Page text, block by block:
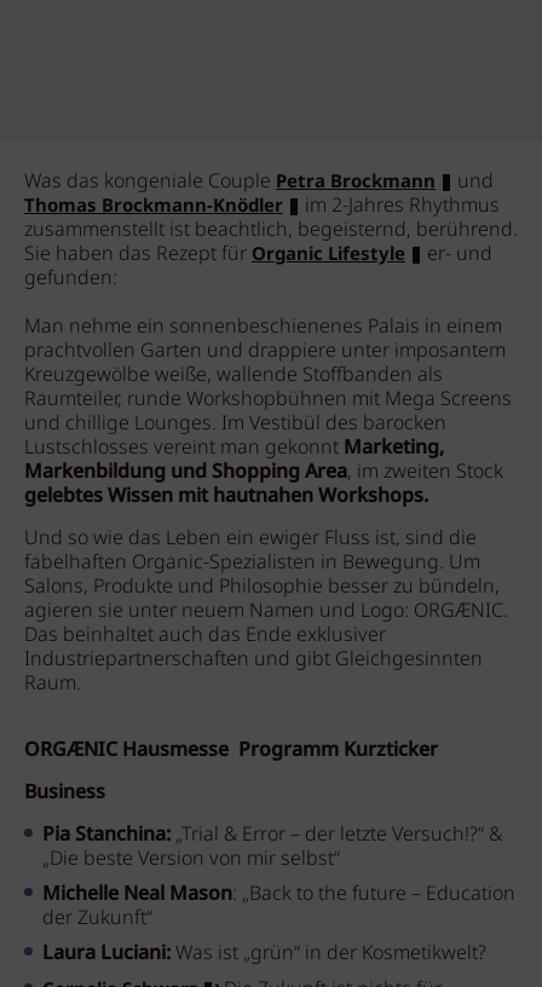
Was das kongeniale Couple Petra Brockmann und
Thomas Brockmann-Knödler
im 2-Jahres Rhythmus
zusammenstellt ist beachtlich, begeisternd, berührend.
Sie haben das Rezept fürOrganic Lifestyle
er- und
gefunden:
Man nehme ein sonnenbeschienenes Palais in einem
prachtvollen Garten und drappiere unter imposantem
Kreuzgewölbe weiße, wallende Stoffbanden als
Raumteiler, runde Workshopbühnen mit Mega Screens
und chillige Lounges. Im Vestibül des barocken
Lustschlosses vereint man gekonnt Marketing,
Markenbildung und Shopping Area, im zweiten Stock
gelebtes Wissen mit hautnahen Workshops.
Und so wie das Leben ein ewiger Fluss ist, sind die
fabelhaften Organic-Spezialisten in Bewegung. Um
Salons, Produkte und Philosophie besser zu bündeln,
agieren sie unter neuem Namen und Logo: ORGÆNIC.
Das beinhaltet auch das Ende exklusiver
Industriepartnerschaften und gibt Gleichgesinnten
Raum.
ORGÆNIC Hausmesse Programm Kurzticker
Business
Pia Stanchina: „Trial & Error – der letzte Versuch!?“ &
„Die beste Version von mir selbst“
Michelle Neal Mason: „Back to the future – Education
der Zukunft“
Laura Luciani:Was ist „grün“ in der Kosmetikwelt?